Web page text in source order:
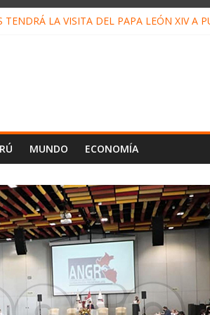
LA VISITA DEL PAPA LEÓN XIV A
MUNDO ECONOMÍA